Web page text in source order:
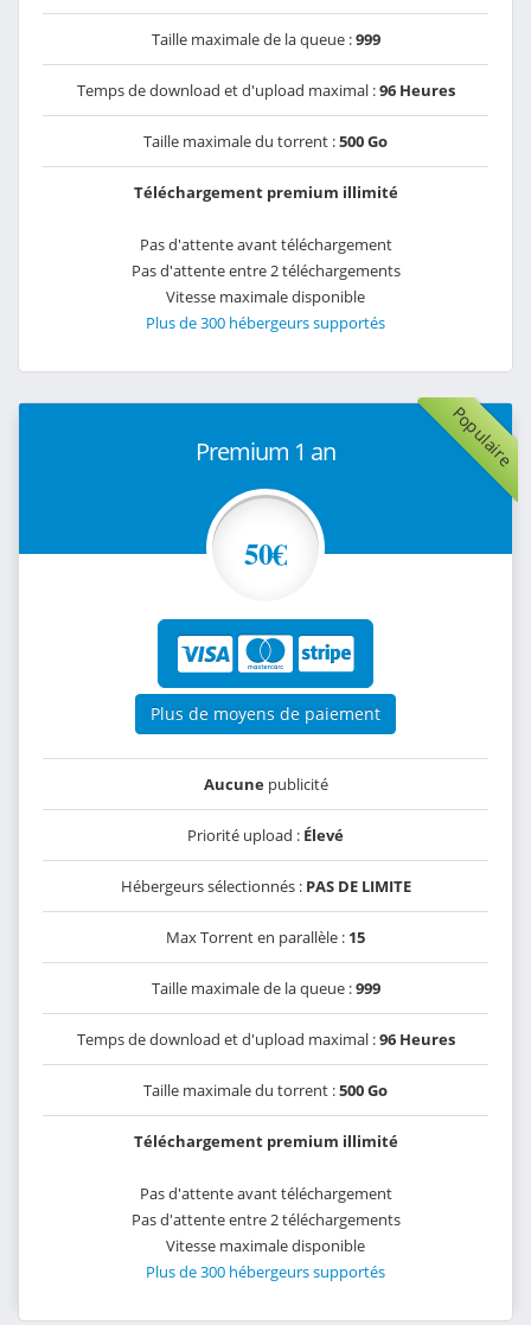
Taille maximale de la queue :999
Temps de download et d'upload maximal :96 Heures
Taille maximale du torrent :500 Go
Téléchargement premium illimité
Pas d'attente avant téléchargement
Pas d'attente entre 2 téléchargements
Vitesse maximale disponible
Plus de 300 hébergeurs supportés
Populaire
Premium 1 an
50€
Plus de moyens de paiement
Aucunepublicité
Priorité upload : Élevé
Hébergeurs sélectionnés : PAS DE LIMITE
Max Torrent en parallèle : 15
Taille maximale de la queue :999
Temps de download et d'upload maximal :96 Heures
Taille maximale du torrent :500 Go
Téléchargement premium illimité
Pas d'attente avant téléchargement
Pas d'attente entre 2 téléchargements
Vitesse maximale disponible
Plus de 300 hébergeurs supportés